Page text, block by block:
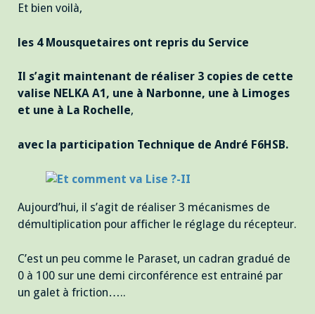
Et bien voilà,
les 4 Mousquetaires ont repris du Service
Il s’agit maintenant de réaliser 3 copies de cette
valise NELKA A1, une à Narbonne, une à Limoges
et une à La Rochelle,
avec la participation Technique de André F6HSB.
Aujourd’hui, il s’agit de réaliser 3 mécanismes de
démultiplication pour afficher le réglage du récepteur.
C’est un peu comme le Paraset, un cadran gradué de
0 à 100 sur une demi circonférence est entrainé par
un galet à friction…..